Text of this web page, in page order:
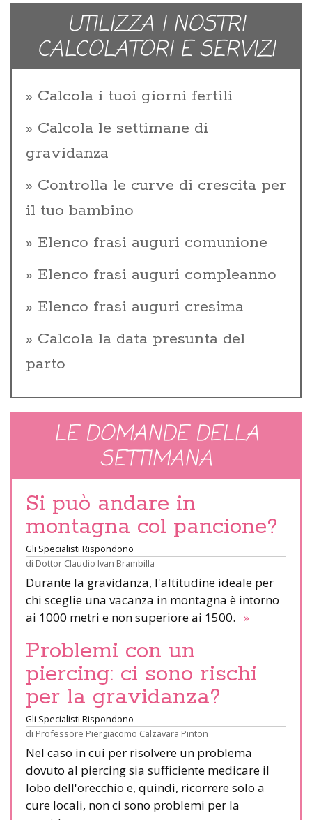
UTILIZZA I NOSTRI
CALCOLATORI E SERVIZI
Calcola i tuoi giorni fertili
Calcola le settimane di
gravidanza
Controlla le curve di crescita per
il tuo bambino
Elenco frasi auguri comunione
Elenco frasi auguri compleanno
Elenco frasi auguri cresima
Calcola la data presunta del
parto
LE DOMANDE DELLA
SETTIMANA
Si può andare in
montagna col pancione?
Gli Specialisti Rispondono
di Dottor Claudio Ivan Brambilla
Durante la gravidanza, l'altitudine ideale per
chi sceglie una vacanza in montagna è intorno
ai 1000 metri e non superiore ai 1500. »
Problemi con un
piercing: ci sono rischi
per la gravidanza?
Gli Specialisti Rispondono
di Professore Piergiacomo Calzavara Pinton
Nel caso in cui per risolvere un problema
dovuto al piercing sia sufficiente medicare il
lobo dell'orecchio e, quindi, ricorrere solo a
cure locali, non ci sono problemi per la